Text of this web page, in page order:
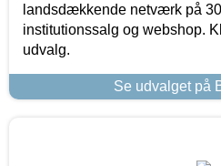
landsdækkende netværk på
institutionssalg og webshop.
udvalg.
Se udvalget på